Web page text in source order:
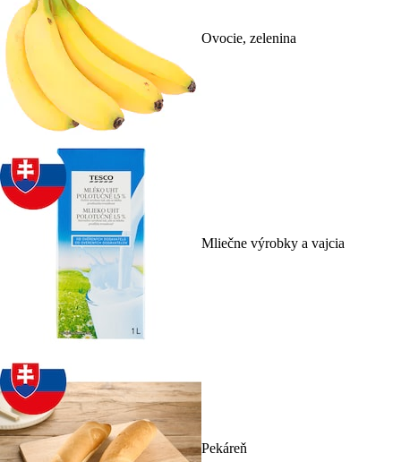
Ovocie, zelenina
Mliečne výrobky a vajcia
Pekáreň